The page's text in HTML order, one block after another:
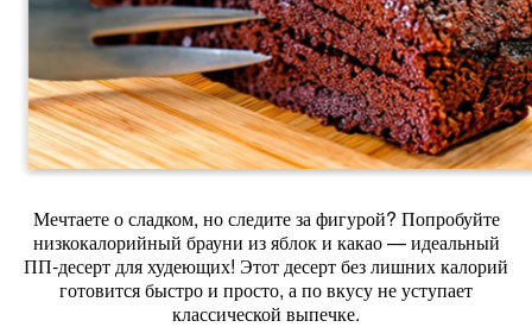
Мечтаете о сладком, но следите за фигурой? Попробуйте
низкокалорийный брауни из яблок и какао — идеальный
ПП‑десерт для худеющих! Этот десерт без лишних калорий
готовится быстро и просто, а по вкусу не уступает
классической выпечке.